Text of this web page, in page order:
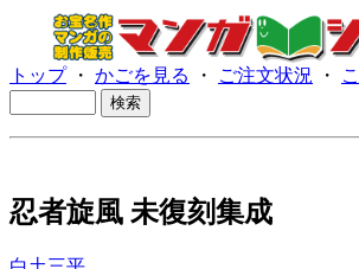
トップ・ かごを見る ・ ご注文状況 ・
忍者旋風 未復刻集成